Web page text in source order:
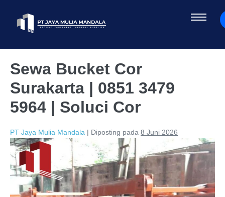
Sewa Bucket Cor
Surakarta | 0851 3479
5964 | Soluci Cor
PT Jaya Mulia Mandala | Diposting pada 8 Juni 2026